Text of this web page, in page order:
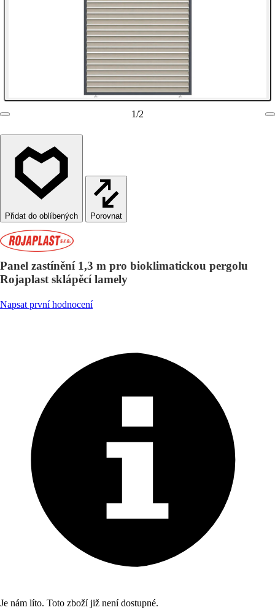
1/2
Porovnat
Panel zastínění 1,3 m pro bioklimatickou pergolu
Rojaplast sklápěcí lamely
Napsat první hodnocení
Je nám líto. Toto zboží již není dostupné.